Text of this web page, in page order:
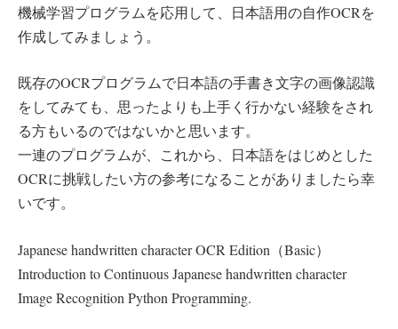
機械学習プログラムを応用して、日本語用の自作OCRを
作成してみましょう。
既存のOCRプログラムで日本語の手書き文字の画像認識
をしてみても、思ったよりも上手く行かない経験をされ
る方もいるのではないかと思います。
一連のプログラムが、これから、日本語をはじめとした
OCRに挑戦したい方の参考になることがありましたら幸
いです。
Japanese handwritten character OCR Edition（Basic）
Introduction to Continuous Japanese handwritten character
Image Recognition Python Programming.